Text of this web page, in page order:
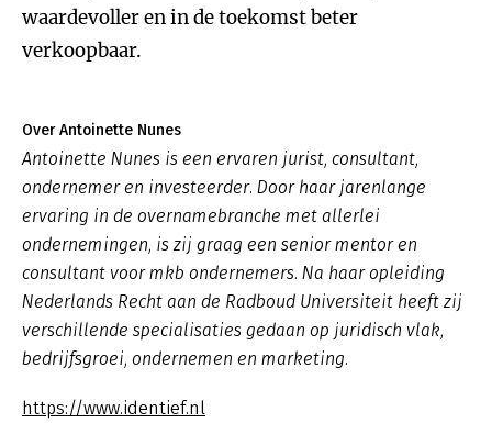
waardevoller en in de toekomst beter
verkoopbaar.
Over Antoinette Nunes
Antoinette Nunes is een ervaren jurist, consultant,
ondernemer en investeerder. Door haar jarenlange
ervaring in de overnamebranche met allerlei
ondernemingen, is zij graag een senior mentor en
consultant voor mkb ondernemers. Na haar opleiding
Nederlands Recht aan de Radboud Universiteit heeft zij
verschillende specialisaties gedaan op juridisch vlak,
bedrijfsgroei, ondernemen en marketing.
https://www.identief.nl